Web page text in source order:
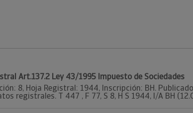
Art.137.2 Ley 43/1995 Impuesto de Sociedades
8, Hoja Registral: 1944, Inscripción: BH.
registrales. T 447 , F 77, S 8, H S 1944, I/A BH